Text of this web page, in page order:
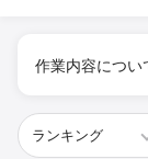
作業内容につい